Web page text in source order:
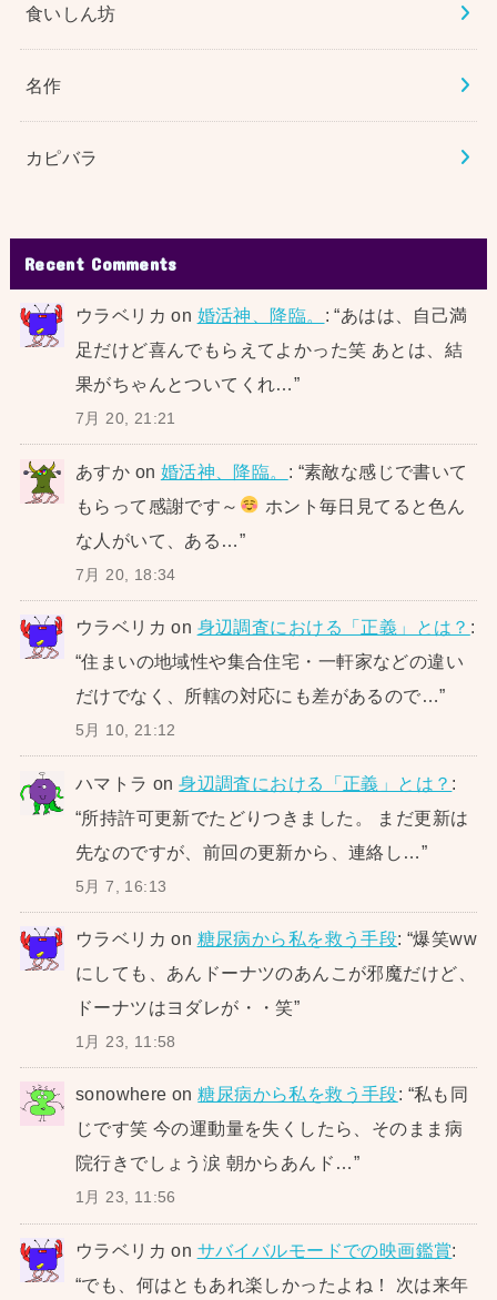
食いしん坊
名作
カピバラ
Recent Comments
ウラベリカ on 婚活神、降臨。 : “あはは、自己満
足だけど喜んでもらえてよかった笑 あとは、結
果がちゃんとついてくれ…”
7月 20, 21:21
あすか on 婚活神、降臨。 : “素敵な感じで書いて
もらって感謝です～
ホント毎日見てると色ん
な人がいて、ある… ”
7月 20, 18:34
ウラベリカ on 身辺調査における「正義」とは？ :
“住まいの地域性や集合住宅・一軒家などの違い
だけでなく、所轄の対応にも差があるので…”
5月 10, 21:12
ハマトラ on身辺調査における「正義」とは？ :
“所持許可更新でたどりつきました。 まだ更新は
先なのですが、前回の更新から、連絡し… ”
5月 7, 16:13
ウラベリカ on 糖尿病から私を救う手段: “爆笑ww
にしても、あんドーナツのあんこが邪魔だけど、
ドーナツはヨダレが・・笑”
1月 23, 11:58
sonowhere on糖尿病から私を救う手段: “私も同
じです笑 今の運動量を失くしたら、そのまま病
院行きでしょう涙 朝からあんド…”
1月 23, 11:56
ウラベリカ on サバイバルモードでの映画鑑賞:
“でも、何はともあれ楽しかったよね！ 次は来年